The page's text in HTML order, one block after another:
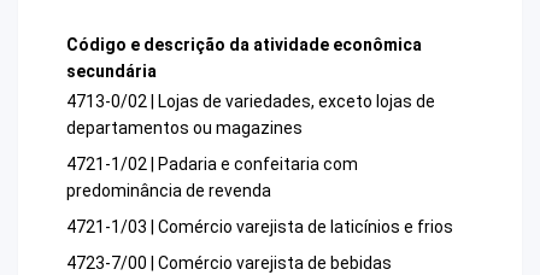
Código e descrição da atividade econômica
secundária
4713-0/02 | Lojas de variedades, exceto lojas de
departamentos ou magazines
4721-1/02 | Padaria e confeitaria com
predominância de revenda
4721-1/03 | Comércio varejista de laticínios e frios
4723-7/00 | Comércio varejista de bebidas